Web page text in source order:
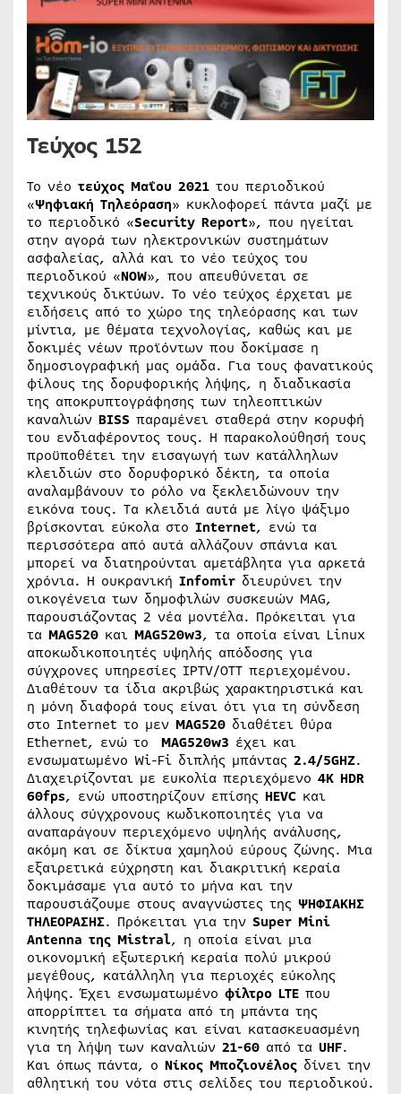
Τεύχος 152
Το νέο τεύχος Μαΐου 2021 του περιοδικού
«Ψηφιακή Τηλεόραση» κυκλοφορεί πάντα μαζί με
το περιοδικό «Security Report», που ηγείται
στην αγορά των ηλεκτρονικών συστημάτων
ασφαλείας, αλλά και το νέο τεύχος του
περιοδικού «NOW», που απευθύνεται σε
τεχνικούς δικτύων. Το νέο τεύχος έρχεται με
ειδήσεις από το χώρο της τηλεόρασης και των
μίντια, με θέματα τεχνολογίας, καθώς και με
δοκιμές νέων προϊόντων που δοκίμασε η
δημοσιογραφική μας ομάδα. Για τους φανατικούς
φίλους της δορυφορικής λήψης, η διαδικασία
της αποκρυπτογράφησης των τηλεοπτικών
καναλιών BISS παραμένει σταθερά στην κορυφή
του ενδιαφέροντος τους. Η παρακολούθησή τους
προϋποθέτει την εισαγωγή των κατάλληλων
κλειδιών στο δορυφορικό δέκτη, τα οποία
αναλαμβάνουν το ρόλο να ξεκλειδώνουν την
εικόνα τους. Τα κλειδιά αυτά με λίγο ψάξιμο
βρίσκονται εύκολα στο Internet, ενώ τα
περισσότερα από αυτά αλλάζουν σπάνια και
μπορεί να διατηρούνται αμετάβλητα για αρκετά
χρόνια. Η ουκρανική Infomir διευρύνει την
οικογένεια των δημοφιλών συσκευών MAG,
παρουσιάζοντας 2 νέα μοντέλα. Πρόκειται για
τα MAG520 και MAG520w3, τα οποία είναι Linux
αποκωδικοποιητές υψηλής απόδοσης για
σύγχρονες υπηρεσίες IPTV/OTT περιεχομένου.
Διαθέτουν τα ίδια ακριβώς χαρακτηριστικά και
η μόνη διαφορά τους είναι ότι για τη σύνδεση
στο Internet το μεν MAG520 διαθέτει θύρα
Ethernet, ενώ το MAG520w3 έχει και
ενσωματωμένο Wi-Fi διπλής μπάντας 2.4/5GHZ.
Διαχειρίζονται με ευκολία περιεχόμενο 4K HDR
60fps, ενώ υποστηρίζουν επίσης HEVC και
άλλους σύγχρονους κωδικοποιητές για να
αναπαράγουν περιεχόμενο υψηλής ανάλυσης,
ακόμη και σε δίκτυα χαμηλού εύρους ζώνης. Μια
εξαιρετικά εύχρηστη και διακριτική κεραία
δοκιμάσαμε για αυτό το μήνα και την
παρουσιάζουμε στους αναγνώστες της ΨΗΦΙΑΚΗΣ
ΤΗΛΕΟΡΑΣΗΣ. Πρόκειται για την Super Mini
Antenna της Mistral, η οποία είναι μια
οικονομική εξωτερική κεραία πολύ μικρού
μεγέθους, κατάλληλη για περιοχές εύκολης
λήψης. Έχει ενσωματωμένο φίλτρο LTE που
απορρίπτει τα σήματα από τη μπάντα της
κινητής τηλεφωνίας και είναι κατασκευασμένη
για τη λήψη των καναλιών 21-60 από τα UHF.
Και όπως πάντα, ο Νίκος Μποζιονέλος δίνει την
αθλητική του νότα στις σελίδες του περιοδικού.